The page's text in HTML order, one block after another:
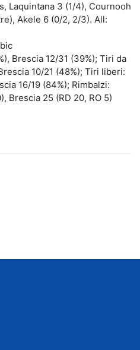
Laquintana 3 (1/4), Cournooh
Akele 6 (0/2, 2/3). All:
Brescia 12/31 (39%); Tiri da
10/21 (48%); Tiri liberi:
16/19 (84%); Rimbalzi:
Brescia 25 (RD 20, RO 5)